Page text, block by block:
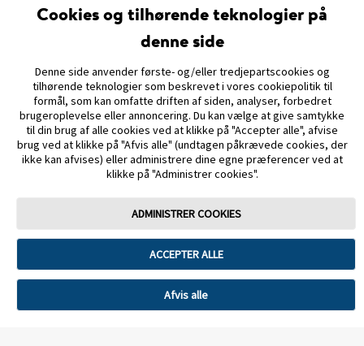
SITEMAP
REFERENCER & ANSVARSFRASKRIVELSE
KONTAKT OS
Privatlivspolitik Handelsbetingelser
Cookiepolitik Databeskyttelse Cookie-præferencer
Cookies og tilhørende teknologier på
denne side
Denne side anvender første- og/eller tredjepartscookies og
tilhørende teknologier som beskrevet i vores cookiepolitik til
formål, som kan omfatte driften af siden, analyser, forbedret
brugeroplevelse eller annoncering. Du kan vælge at give samtykke
til din brug af alle cookies ved at klikke på "Accepter alle", afvise
brug ved at klikke på "Afvis alle" (undtagen påkrævede cookies, der
ikke kan afvises) eller administrere dine egne præferencer ved at
klikke på "Administrer cookies".
ADMINISTRER COOKIES
ACCEPTER ALLE
Afvis alle